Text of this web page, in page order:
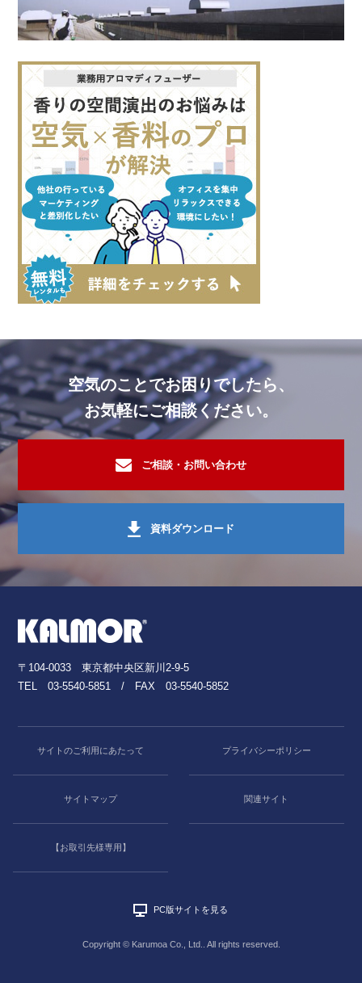
空気のことでお困りでしたら、
お気軽にご相談ください。
ご相談・お問い合わせ
資料ダウンロード
〒104-0033 東京都中央区新川2-9-5
TEL03-5540-5851 / FAX 03-5540-5852
サイトのご利用にあたって プライバシーポリシー
サイトマップ 関連サイト
【お取引先様専用】
PC版サイトを見る
Copyright © Karumoa Co., Ltd.. All rights reserved.